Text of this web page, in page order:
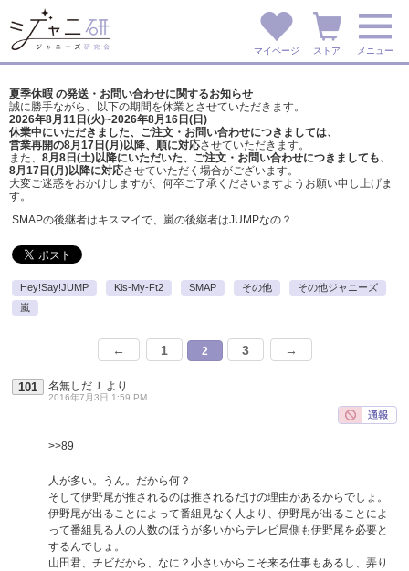
マイページ ストア メニュー
夏季休暇 の発送・お問い合わせに関するお知らせ
誠に勝手ながら、以下の期間を休業とさせていただきます。
2026年8月11日(火)~2026年8月16日(日)
休業中にいただきました、ご注文・お問い合わせにつきましては、
営業再開の8月17日(月)以降、順に対応させていただきます。
また、 8月8日(土)以降にいただいた、ご注文・ お問い合わせにつきましても、
8月17日(月)以降に対応させていただく場合がございます。
大変ご迷惑をおかけしますが、 何卒ご了承くださいますようお願い申し上げま
す。
SMAPの後継者はキスマイで、嵐の後継者はJUMPなの？
Hey!Say!JUMP Kis-My-Ft2 SMAP その他
その他ジャニーズ
嵐
← 1 2 3 →
101 名無しだＪ より
2016年7月3日 1:59 PM
>>89
人が多い。うん。だから何？
そして伊野尾が推されるのは推されるだけの理由があるからでしょ。
伊野尾が出ることによって番組見なく人より、伊野尾が出ることによ
って番組見る人の人数のほうが多いからテレビ局側も伊野尾を必要と
するんでしょ。
山田君、チビだから、なに？小さいからこそ来る仕事もあるし、弄り